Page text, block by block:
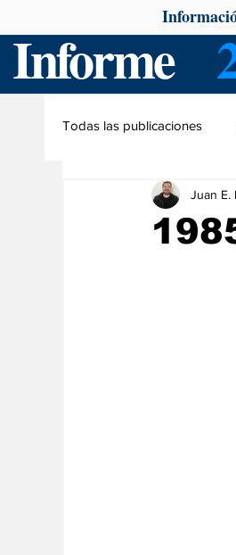
Informe
Todas las publicaciones
Juan E.